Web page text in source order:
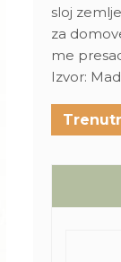
sloj
za
me
Izvor: